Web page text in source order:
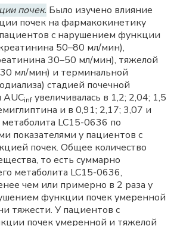
почек. Было изучено влияние
почек на фармакокинетику
с нарушением функции
50–80 мл/мин),
30–50 мл/мин), тяжелой
мл/мин) и терминальной
стадией почечной
AUCinf увеличивалась в 1,2; 2,04; 1,5
и в 0,91; 2,17; 3,07 и
метаболита LC15-0636 по
показателями у пациентов с
почек. Общее количество
то есть суммарно
метаболита LC15-0636,
чем или примерно в 2 раза у
функции почек умеренной
тяжести. У пациентов с
почек умеренной и тяжелой